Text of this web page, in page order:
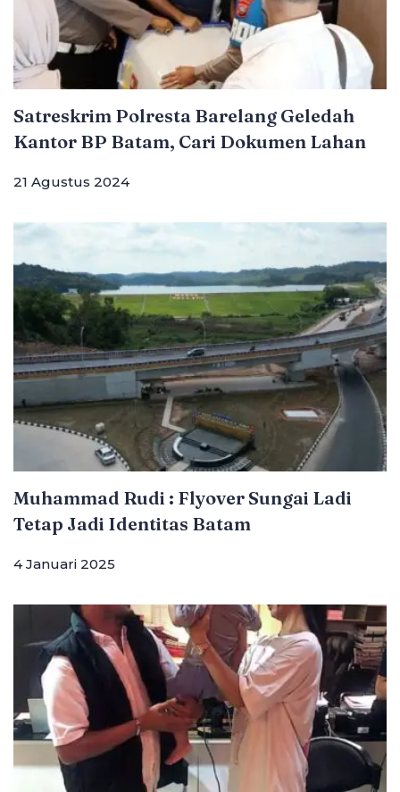
Satreskrim Polresta Barelang Geledah
Kantor BP Batam, Cari Dokumen Lahan
21 Agustus 2024
Muhammad Rudi : Flyover Sungai Ladi
Tetap Jadi Identitas Batam
4 Januari 2025